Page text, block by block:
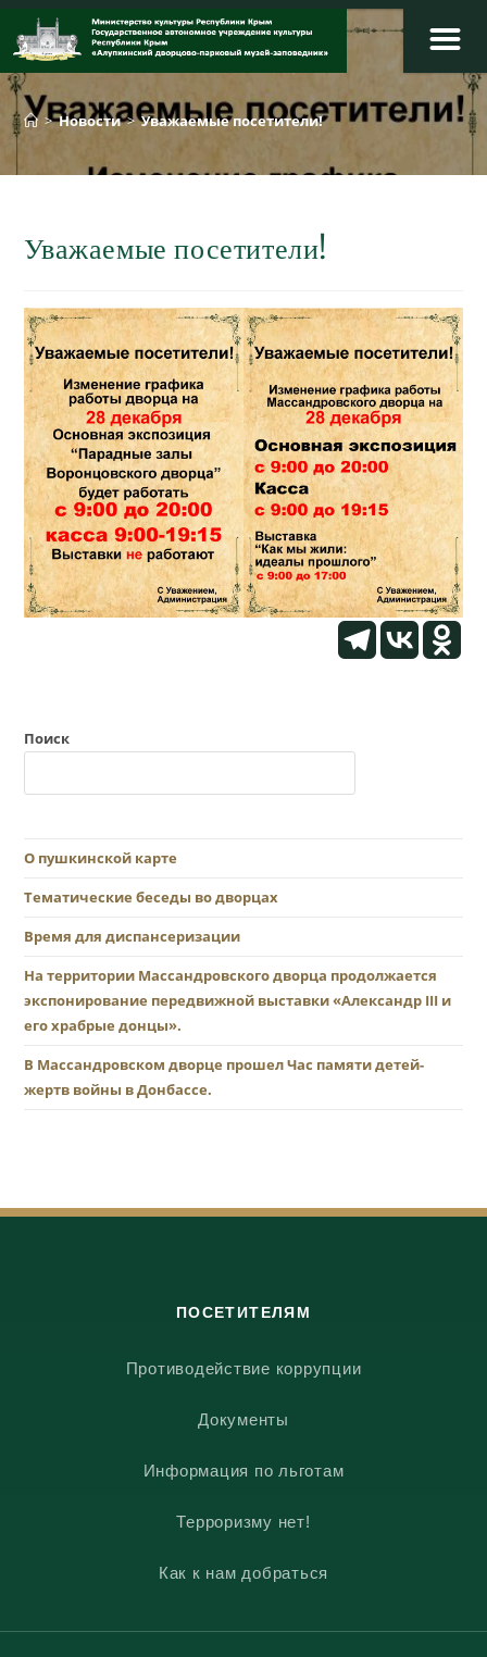
Перейти
содержимому
Уважаемые посетители!
> Новости > Уважаемые посетители!
Уважаемые посетители!
Поиск
О пушкинской карте
Тематические беседы во дворцах
Время для диспансеризации
На территории Массандровского дворца продолжается
экспонирование передвижной выставки «Александр III и
его храбрые донцы».
В Массандровском дворце прошел Час памяти детей-
жертв войны в Донбассе.
ПОСЕТИТЕЛЯМ
Противодействие коррупции
Документы
Информация по льготам
Терроризму нет!
Как к нам добраться